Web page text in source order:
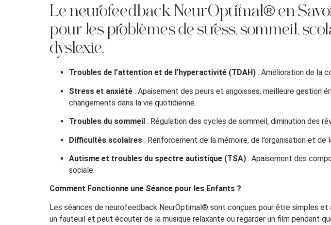
Le neurofeedback NeurOptimal® en
pour les problèmes de stress, sommeil,
dyslexie.
Troubles de l’attention et de l’hyperactivité (TDAH) : Amélioration de la
Stress et anxiété : Apaisement des peurs et angoisses, meilleure gestion
changements dans la vie quotidienne.
Troubles du sommeil : Régulation des cycles de sommeil, diminution des
Difficultés scolaires : Renforcement de la mémoire, de l’organisation et
Autisme et troubles du spectre autistique (TSA) : Apaisement des
sociale.
Comment Fonctionne une Séance pour les Enfants ?
Les séances de neurofeedback NeurOptimal® sont conçues pour être simples et
un fauteuil et peut écouter de la musique relaxante ou regarder un film pendant